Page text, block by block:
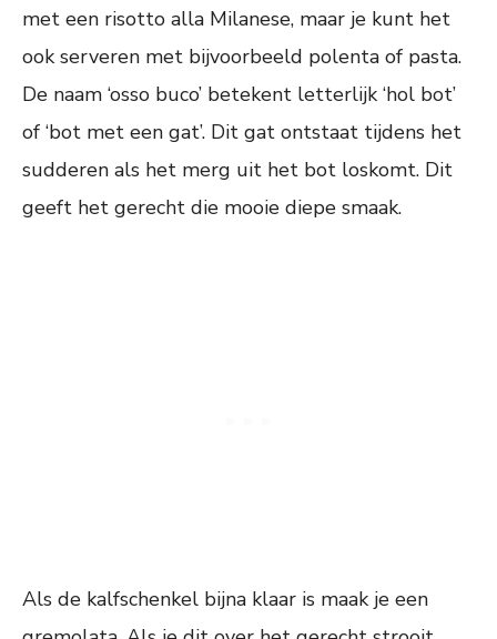
met een risotto alla Milanese, maar je kunt het
ook serveren met bijvoorbeeld polenta of pasta.
De naam ‘osso buco’ betekent letterlijk ‘hol bot’
of ‘bot met een gat’. Dit gat ontstaat tijdens het
sudderen als het merg uit het bot loskomt. Dit
geeft het gerecht die mooie diepe smaak.
Als de kalfschenkel bijna klaar is maak je een